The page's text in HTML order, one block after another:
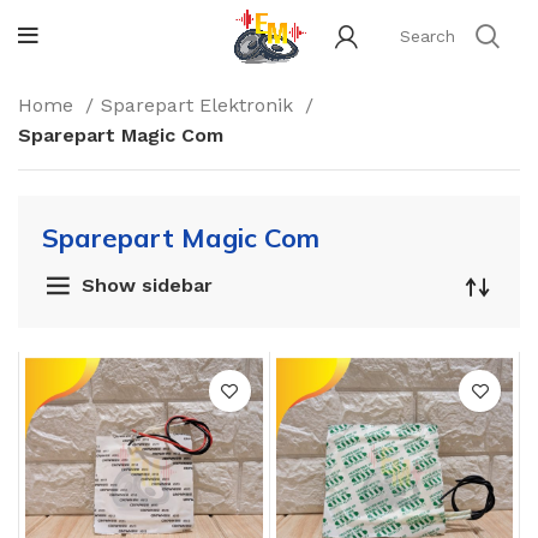
Home
Sparepart Elektronik
Sparepart Magic Com
Sparepart Magic Com
Show sidebar